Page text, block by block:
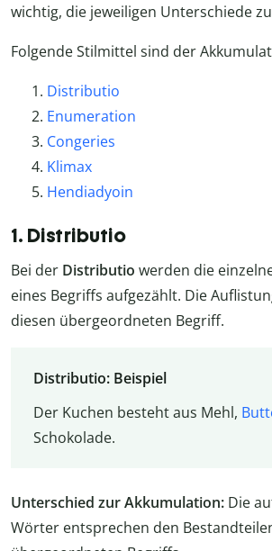
wichtig, die jeweiligen Unterschiede
Folgende Stilmittel sind der
Distributio
Enumeration
Congeries
Klimax
Hendiadyoin
1. Distributio
Bei der Distributio werden die
eines Begriffs aufgezählt. Die
diesen übergeordneten Begriff.
Distributio: Beispiel
Der Kuchen besteht aus Mehl,
Schokolade.
Unterschied zur Akkumulation: Die
Wörter entsprechen den